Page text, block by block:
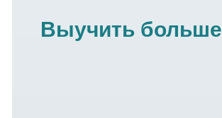
Выучить больше